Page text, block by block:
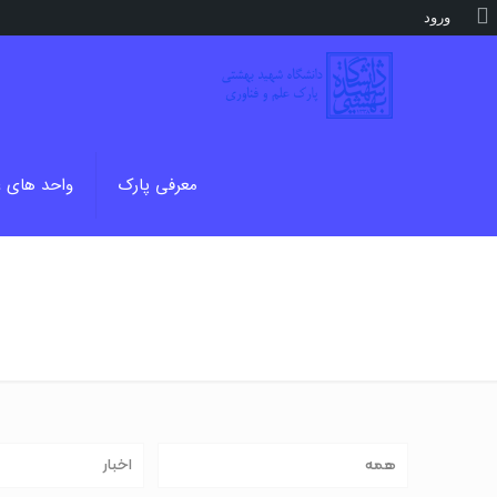
معرفی پارک واحد های
همه اخبار
درباره
ورود